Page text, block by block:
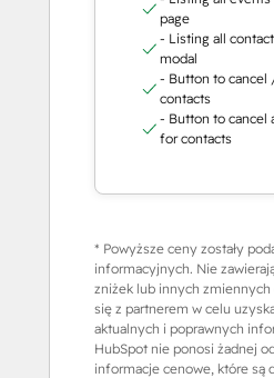
page
- Listing all
modal
- Button to cancel
contacts
- Button to cancel
for contacts
* Powyższe ceny zostały
informacyjnych. Nie
zniżek lub innych zmiennych
się z partnerem w celu
aktualnych i poprawnych
HubSpot nie ponosi żadnej
informacje cenowe, które są